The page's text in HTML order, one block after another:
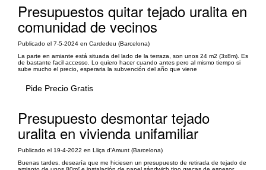
Presupuestos quitar tejado uralita en
comunidad de vecinos
Publicado el 7-5-2024 en Cardedeu (Barcelona)
La parte en amiante está situada del lado de la terraza, son unos 24 m2 (3x8m). Es
de bastante facil accesso. Lo quiero hacer cuando antes pero al mismo tiempo si
sube mucho el precio, esperaria la subvención del año que viene
Pide Precio Gratis
Presupuesto desmontar tejado
uralita en vivienda unifamiliar
Publicado el 19-4-2022 en Lliça d'Amunt (Barcelona)
Buenas tardes, desearía que me hiciesen un presupuesto de retirada de tejado de